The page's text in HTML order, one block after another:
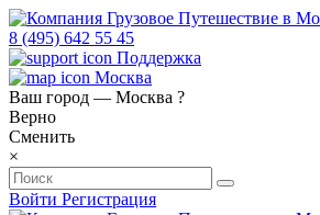
8 (495) 642 55 45
Поддержка
Москва
Ваш город — Москва ?
Верно
Сменить
×
Войти Регистрация